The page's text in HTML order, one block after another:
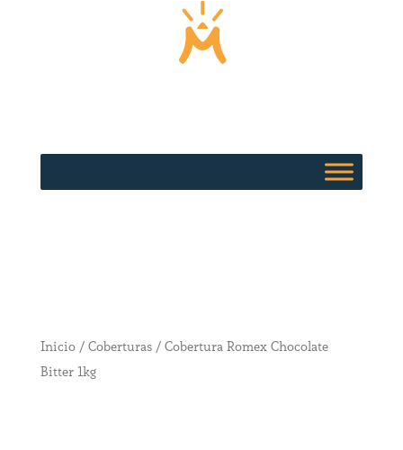
Inicio/ Coberturas/ Cobertura Romex Chocolate
Bitter 1kg